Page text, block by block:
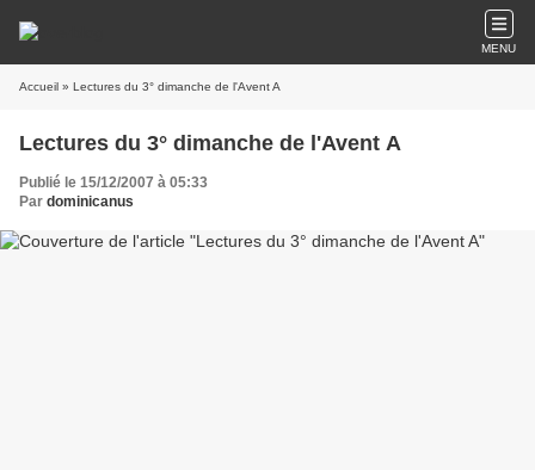
MENU
Accueil » Lectures du 3° dimanche de l'Avent A
Lectures du 3° dimanche de l'Avent A
Publié le 15/12/2007 à 05:33
Par dominicanus